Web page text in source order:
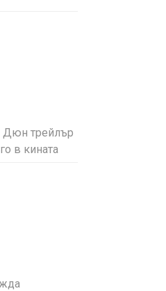
Дюн трейлър
в кината